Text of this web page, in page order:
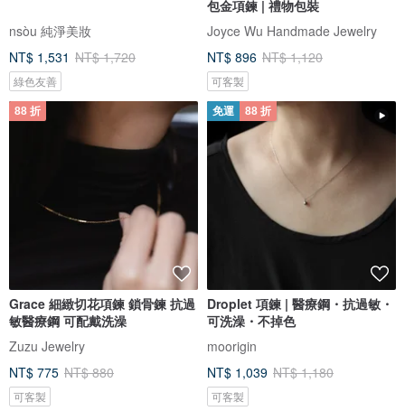
nsòu 純淨美妝
NT$ 1,531 NT$ 1,720
綠色友善
包金項鍊 | 禮物包裝
Joyce Wu Handmade Jewelry
NT$ 896 NT$ 1,120
可客製
88 折
Grace 細緻切花項鍊 鎖骨鍊 抗過
敏醫療鋼 可配戴洗澡
Zuzu Jewelry
NT$ 775 NT$ 880
可客製
免運 88 折
Droplet 項鍊 | 醫療鋼・抗過敏・
可洗澡・不掉色
moorigin
NT$ 1,039 NT$ 1,180
可客製